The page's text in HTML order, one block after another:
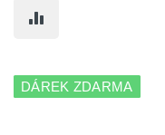
DÁREK ZDARMA